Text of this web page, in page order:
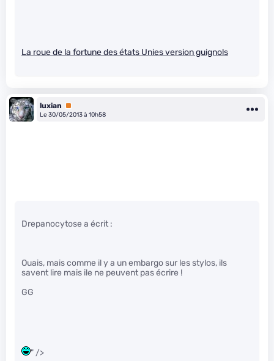
La roue de la fortune des états Unies version guignols
luxian
Premium
Le 30/05/2013 à 10h58
Drepanocytose a écrit :
Ouais, mais comme il y a un embargo sur les stylos, ils
savent lire mais ile ne peuvent pas écrire !
GG
" />